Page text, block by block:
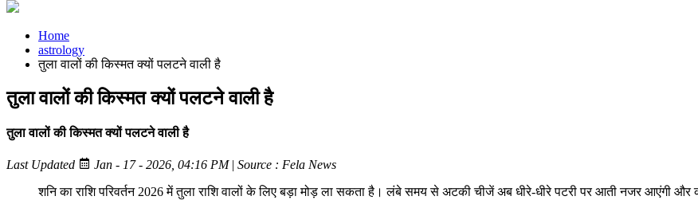
Home
astrology
तुला वालों की किस्मत क्यों पलटने वाली है
तुला वालों की किस्मत क्यों पलटने वाली है
तुला वालों की किस्मत क्यों पलटने वाली है
Last Updated Jan - 17 - 2026, 04:16 PM| Source : Fela News
शनि का राशि परिवर्तन 2026 में तुला राशि वालों के लिए बड़ा मोड़ ला सकता है। लंबे समय से अटकी चीजें अब धीरे-धीरे पटरी पर आती नजर आएंगी और